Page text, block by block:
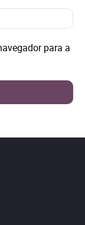
E-
para a